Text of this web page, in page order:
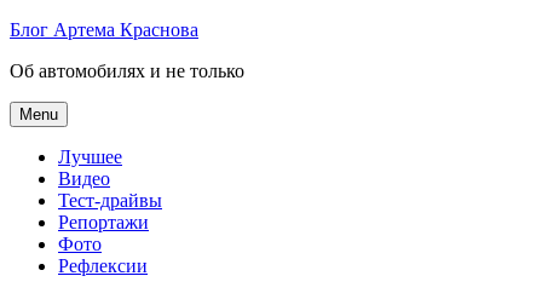
Skip
content
Блог Артема Краснова
Об автомобилях и не только
Menu
Лучшее
Видео
Тест-драйвы
Репортажи
Фото
Рефлексии